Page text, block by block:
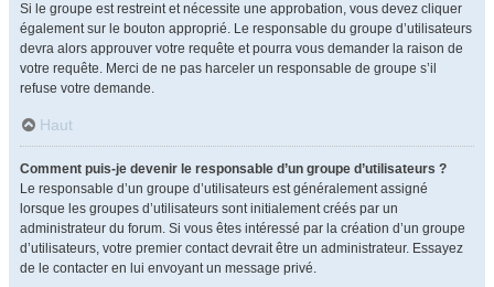
Si le groupe est restreint et nécessite une approbation, vous devez cliquer
également sur le bouton approprié. Le responsable du groupe d’utilisateurs
devra alors approuver votre requête et pourra vous demander la raison de
votre requête. Merci de ne pas harceler un responsable de groupe s’il
refuse votre demande.
Haut
Comment puis-je devenir le responsable d’un groupe d’utilisateurs ?
Le responsable d’un groupe d’utilisateurs est généralement assigné
lorsque les groupes d’utilisateurs sont initialement créés par un
administrateur du forum. Si vous êtes intéressé par la création d’un groupe
d’utilisateurs, votre premier contact devrait être un administrateur. Essayez
de le contacter en lui envoyant un message privé.